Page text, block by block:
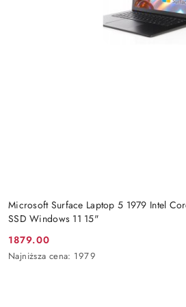
Microsoft Surface Laptop 5 1979 Intel
SSD Windows 11 15"
Cena
promocyjna:
1879.00
Najniższa
Najniższa cena: 1979